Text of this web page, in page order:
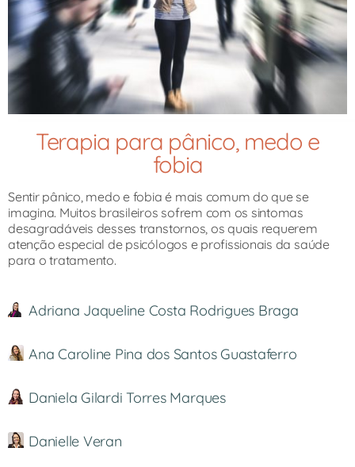
Terapia para pânico, medo e
fobia
Sentir pânico, medo e fobia é mais comum do que se
imagina. Muitos brasileiros sofrem com os sintomas
desagradáveis desses transtornos, os quais requerem
atenção especial de psicólogos e profissionais da saúde
para o tratamento.
Adriana Jaqueline Costa Rodrigues Braga
Ana Caroline Pina dos Santos Guastaferro
Daniela Gilardi Torres Marques
Danielle Veran